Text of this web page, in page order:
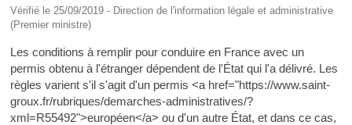
Vérifié le 25/09/2019 - Direction de l'information légale et administrative
(Premier ministre)
Les conditions à remplir pour conduire en France avec un
permis obtenu à l'étranger dépendent de l'État qui l'a délivré. Les
règles varient s'il s'agit d'un permis <a href="https://www.saint-
groux.fr/rubriques/demarches-administratives/?
xml=R55492">européen</a> ou d'un autre État, et dans ce cas,